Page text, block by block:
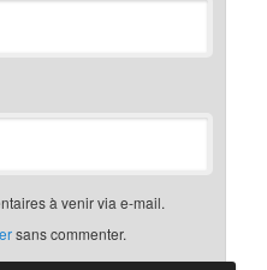
à venir via e-mail.
sans commenter.